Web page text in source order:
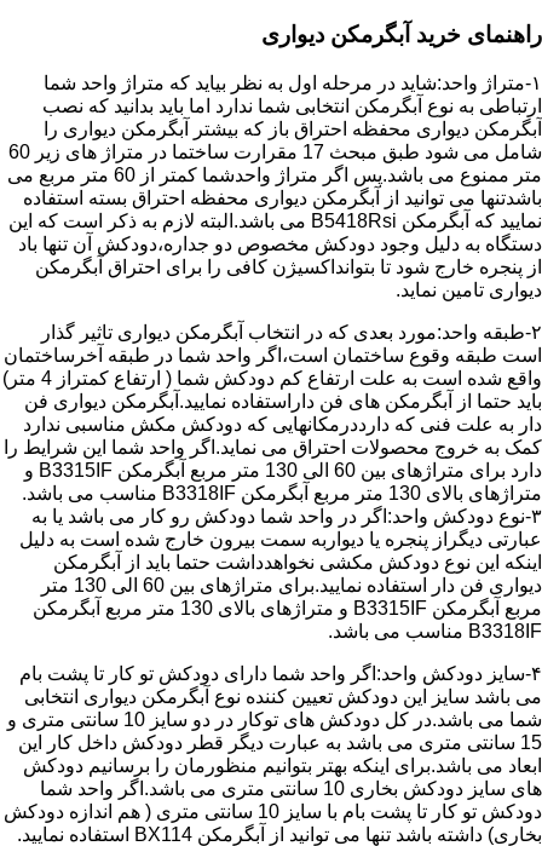
راهنمای خرید آبگرمکن دیواری
۱-متراژ واحد:شاید در مرحله اول به نظر بیاید که متراژ واحد شما
ارتباطی به نوع آبگرمکن انتخابی شما ندارد اما باید بدانید که نصب
آبگرمکن دیواری محفظه احتراق باز که بیشتر آبگرمکن دیواری را
شامل می شود طبق مبحث 17 مقرارت ساختما در متراژ های زیر 60
متر ممنوع می باشد.پس اگر متراژ واحدشما کمتر از 60 متر مربع می
باشدتنها می توانید از آبگرمکن دیواری محفظه احتراق بسته استفاده
نمایید که آبگرمکن B5418Rsi می باشد.البته لازم به ذکر است که این
دستگاه به دلیل وجود دودکش مخصوص دو جداره،دودکش آن تنها باد
از پنجره خارج شود تا بتوانداکسیژن کافی را برای احتراق آبگرمکن
دیواری تامین نماید.
۲-طبقه واحد:مورد بعدی که در انتخاب آبگرمکن دیواری تاثیر گذار
است طبقه وقوع ساختمان است،اگر واحد شما در طبقه آخرساختمان
واقع شده است به علت ارتفاع کم دودکش شما ( ارتفاع کمتراز 4 متر)
باید حتما از آبگرمکن های فن داراستفاده نمایید.آبگرمکن دیواری فن
دار به علت فنی که دارددرمکانهایی که دودکش مکش مناسبی ندارد
کمک به خروج محصولات احتراق می نماید.اگر واحد شما این شرایط را
دارد برای متراژهای بین 60 الی 130 متر مربع آبگرمکن B3315IF و
متراژهای بالای 130 متر مربع آبگرمکن B3318IF مناسب می باشد.
۳-نوع دودکش واحد:اگر در واحد شما دودکش رو کار می باشد یا به
عبارتی دیگراز پنجره یا دیواربه سمت بیرون خارج شده است به دلیل
اینکه این نوع دودکش مکشی نخواهدداشت حتما باید از آبگرمکن
دیواری فن دار استفاده نمایید.برای متراژهای بین 60 الی 130 متر
مربع آبگرمکن B3315IF و متراژهای بالای 130 متر مربع آبگرمکن
B3318IF مناسب می باشد.
۴-سایز دودکش واحد:اگر واحد شما دارای دودکش تو کار تا پشت بام
می باشد سایز این دودکش تعیین کننده نوع آبگرمکن دیواری انتخابی
شما می باشد.در کل دودکش های توکار در دو سایز 10 سانتی متری و
15 سانتی متری می باشد به عبارت دیگر قطر دودکش داخل کار این
ابعاد می باشد.برای اینکه بهتر بتوانیم منظورمان را برسانیم دودکش
های سایز دودکش بخاری 10 سانتی متری می باشد.اگر واحد شما
دودکش تو کار تا پشت بام با سایز 10 سانتی متری ( هم اندازه دودکش
بخاری) داشته باشد تنها می توانید از آبگرمکن BX114 استفاده نمایید.